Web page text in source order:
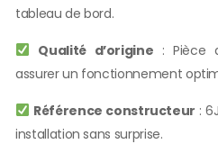
tableau de bord.
Qualité d’origine : Pièce
assurer un fonctionnement
Référence constructeur :
installation sans surprise.